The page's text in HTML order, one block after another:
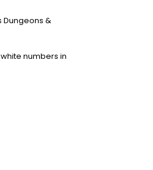
Dungeons &
numbers in